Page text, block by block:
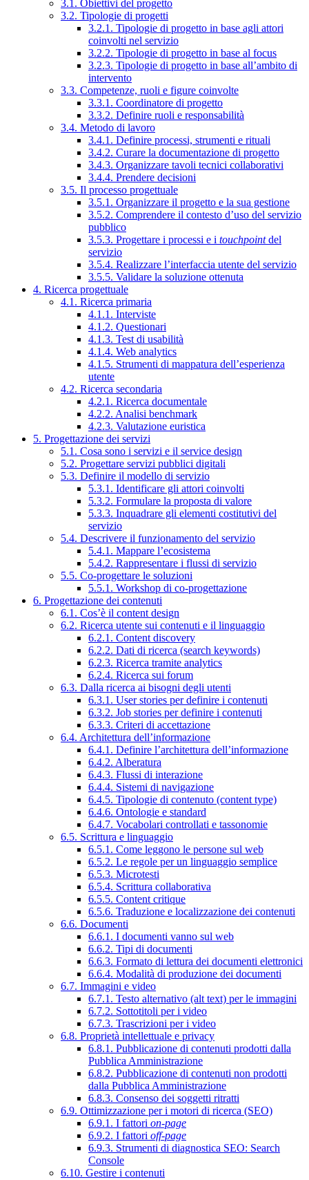
3.1. Obiettivi del progetto
3.2. Tipologie di progetti
3.2.1. Tipologie di progetto in base agli attori
coinvolti nel servizio
3.2.2. Tipologie di progetto in base al focus
3.2.3. Tipologie di progetto in base all’ambito di
intervento
3.3. Competenze, ruoli e figure coinvolte
3.3.1. Coordinatore di progetto
3.3.2. Definire ruoli e responsabilità
3.4. Metodo di lavoro
3.4.1. Definire processi, strumenti e rituali
3.4.2. Curare la documentazione di progetto
3.4.3. Organizzare tavoli tecnici collaborativi
3.4.4. Prendere decisioni
3.5. Il processo progettuale
3.5.1. Organizzare il progetto e la sua gestione
3.5.2. Comprendere il contesto d’uso del servizio
pubblico
3.5.3. Progettare i processi e i touchpointdel
servizio
3.5.4. Realizzare l’interfaccia utente del servizio
3.5.5. Validare la soluzione ottenuta
4. Ricerca progettuale
4.1. Ricerca primaria
4.1.1. Interviste
4.1.2. Questionari
4.1.3. Test di usabilità
4.1.4. Web analytics
4.1.5. Strumenti di mappatura dell’esperienza
utente
4.2. Ricerca secondaria
4.2.1. Ricerca documentale
4.2.2. Analisi benchmark
4.2.3. Valutazione euristica
5. Progettazione dei servizi
5.1. Cosa sono i servizi e il service design
5.2. Progettare servizi pubblici digitali
5.3. Definire il modello di servizio
5.3.1. Identificare gli attori coinvolti
5.3.2. Formulare la proposta di valore
5.3.3. Inquadrare gli elementi costitutivi del
servizio
5.4. Descrivere il funzionamento del servizio
5.4.1. Mappare l’ecosistema
5.4.2. Rappresentare i flussi di servizio
5.5. Co-progettare le soluzioni
5.5.1. Workshop di co-progettazione
6. Progettazione dei contenuti
6.1. Cos’è il content design
6.2. Ricerca utente sui contenuti e il linguaggio
6.2.1. Content discovery
6.2.2. Dati di ricerca (search keywords)
6.2.3. Ricerca tramite analytics
6.2.4. Ricerca sui forum
6.3. Dalla ricerca ai bisogni degli utenti
6.3.1. User stories per definire i contenuti
6.3.2. Job stories per definire i contenuti
6.3.3. Criteri di accettazione
6.4. Architettura dell’informazione
6.4.1. Definire l’architettura dell’informazione
6.4.2. Alberatura
6.4.3. Flussi di interazione
6.4.4. Sistemi di navigazione
6.4.5. Tipologie di contenuto (content type)
6.4.6. Ontologie e standard
6.4.7. Vocabolari controllati e tassonomie
6.5. Scrittura e linguaggio
6.5.1. Come leggono le persone sul web
6.5.2. Le regole per un linguaggio semplice
6.5.3. Microtesti
6.5.4. Scrittura collaborativa
6.5.5. Content critique
6.5.6. Traduzione e localizzazione dei contenuti
6.6. Documenti
6.6.1. I documenti vanno sul web
6.6.2. Tipi di documenti
6.6.3. Formato di lettura dei documenti elettronici
6.6.4. Modalità di produzione dei documenti
6.7. Immagini e video
6.7.1. Testo alternativo (alt text) per le immagini
6.7.2. Sottotitoli per i video
6.7.3. Trascrizioni per i video
6.8. Proprietà intellettuale e privacy
6.8.1. Pubblicazione di contenuti prodotti dalla
Pubblica Amministrazione
6.8.2. Pubblicazione di contenuti non prodotti
dalla Pubblica Amministrazione
6.8.3. Consenso dei soggetti ritratti
6.9. Ottimizzazione per i motori di ricerca (SEO)
6.9.1. I fattori on-page
6.9.2. I fattori off-page
6.9.3. Strumenti di diagnostica SEO: Search
Console
6.10. Gestire i contenuti